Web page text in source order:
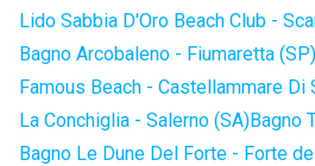
Lido Sabbia D'Oro Beach Club -
Bagno Arcobaleno - Fiumaretta (SP)
Famous Beach - Castellammare Di
La Conchiglia - Salerno (SA)Bagno
Bagno Le Dune Del Forte - Forte